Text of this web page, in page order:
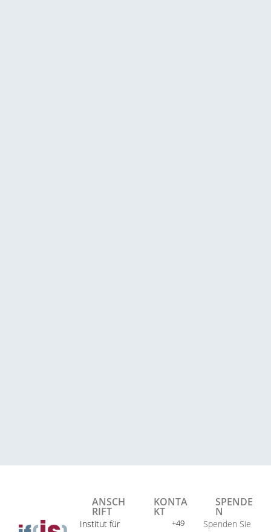
ANSCH
RIFT
Institut für
KONTA
KT
+49
SPENDE
N
Spenden Sie